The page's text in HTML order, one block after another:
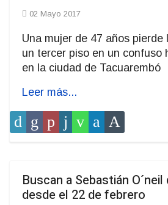
02 Mayo 2017
Una mujer de 47 años pierde
un tercer piso en un confuso
en la ciudad de Tacuarembó
Leer más...
Buscan a Sebastián
desde el 22 de febrero